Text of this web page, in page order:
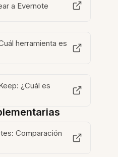
a Evernote
herramienta es
¿Cuál es
Comparación